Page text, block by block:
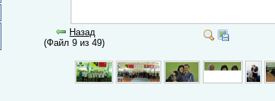
Назад
(Файл 9 из 49)